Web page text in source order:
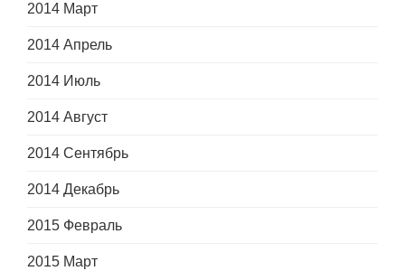
2014 Март
2014 Апрель
2014 Июль
2014 Август
2014 Сентябрь
2014 Декабрь
2015 Февраль
2015 Март